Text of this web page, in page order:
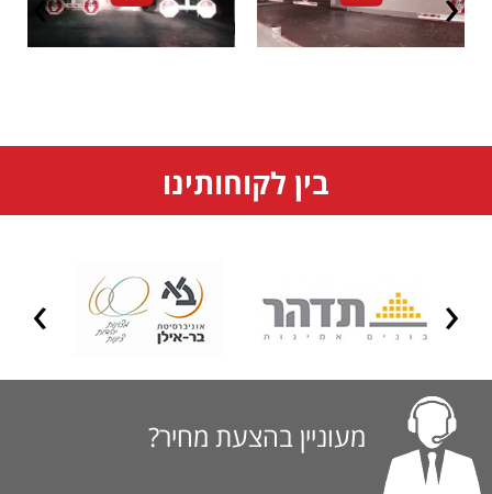
בין לקוחותינו
מעוניין בהצעת מחיר?